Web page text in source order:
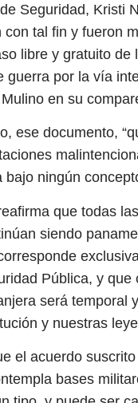
Seguridad, Kristi
tal fin y fueron
libre y gratuito de
guerra por la vía
en su
ese documento,
bajo ningún
que todas
siendo
Pública, y que
será temporal
y nuestras
el acuerdo suscrito
bases